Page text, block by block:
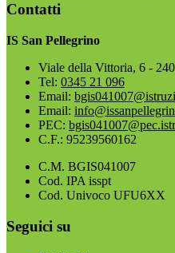
Contatti
IS San Pellegrino
Viale della Vittoria, 6 -
Tel: 0345 21 096
Email:
Email:
PEC:
C.F.: 95239560162
C.M. BGIS041007
Cod. IPA isspt
Cod. Univoco UFU6XX
Seguici su